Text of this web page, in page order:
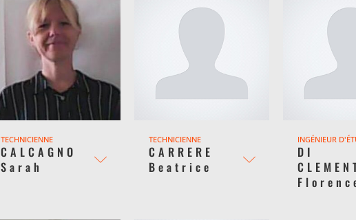
TECHNICIENNE
CALCAGNO
Sarah
TECHNICIENNE
CARRERE
Beatrice
INGÉNIEUR
DI